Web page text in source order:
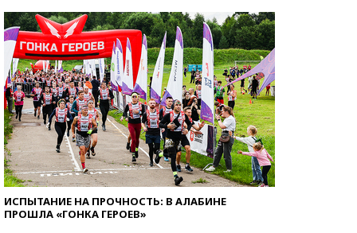
ИСПЫТАНИЕ НА ПРОЧНОСТЬ: В АЛАБИНЕ
ПРОШЛА «ГОНКА ГЕРОЕВ»